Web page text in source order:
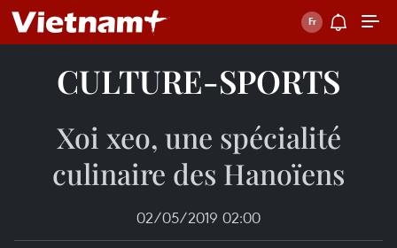
CULTURE-SPORTS
Xoi xeo, une spécialité
culinaire des Hanoïens
02/05/2019 02:00